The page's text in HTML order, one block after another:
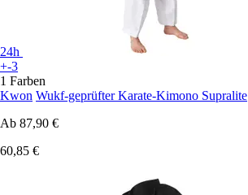
24h
+-3
1 Farben
Kwon Wukf-geprüfter Karate-Kimono Supralite
Ab 87,90 €
60,85 €